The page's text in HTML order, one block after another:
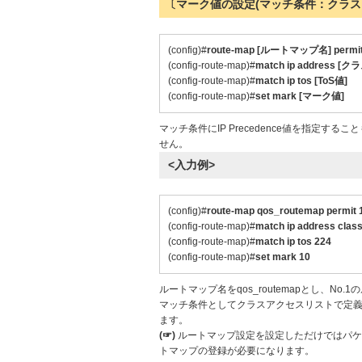
〔マーク値の設定(マッチ条件：クラ
(config)#route-map [ルートマップ名]
(config-route-map)#match ip address [クラ
(config-route-map)#match ip tos [ToS値]
(config-route-map)#set mark [マーク値]
マッチ条件にIP Precedence値を指定するこ
せん。
<入力例>
(config)#route-map qos_routemap permit
(config-route-map)#match ip address
(config-route-map)#match ip tos 224
(config-route-map)#set mark 10
ルートマップ名をqos_routemapとし、No.1
マッチ条件としてクラスアクセスリストで定
ます。
(☞) ルートマップ設定を設定しただけではパ
トマップの登録が必要になります。